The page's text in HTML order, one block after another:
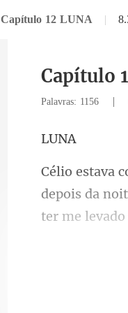
Capítulo 12 LUNA |
Capítulo
Palavras: 1156 |
U
depois da